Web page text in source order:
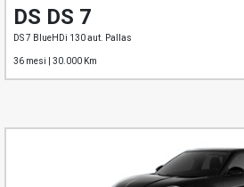
DS DS 7
DS 7 BlueHDi 130 aut. Pallas
36 mesi | 30.000 Km